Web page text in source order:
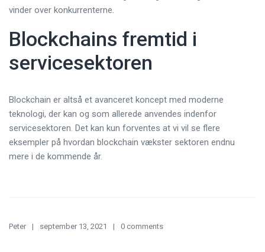
vinder over konkurrenterne.
Blockchains fremtid i
servicesektoren
Blockchain er altså et avanceret koncept med moderne
teknologi, der kan og som allerede anvendes indenfor
servicesektoren. Det kan kun forventes at vi vil se flere
eksempler på hvordan blockchain vækster sektoren endnu
mere i de kommende år.
Peter september 13, 2021 0 comments